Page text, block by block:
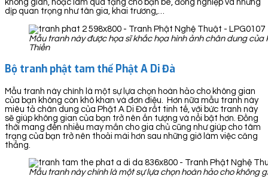
không gian, hoặc làm quà tặng cho bạn bè, đồng nghiệp và những
dịp quan trọng như tân gia, khai trương,…
Mẫu tranh này được họa sĩ khắc họa hình ảnh chân dung của
Thiền
Bộ tranh phật tam thế Phật A Di Đà
Mẫu tranh này chính là một sự lựa chọn hoàn hảo cho không gian
của bạn không còn khô khan và đơn điệu. Hơn nữa mẫu tranh này
miêu tả chân dung của Phật A Di Đà rất tinh tế, với bức tranh này
sẽ giúp không gian của bạn trở nên ấn tượng và nổi bật hơn. Đồng
thời mang đến nhiều may mắn cho gia chủ cũng như giúp cho tâm
trạng của bạn trở nên thoải mái hơn sau những giờ làm việc căng
thẳng.
Mẫu tranh này chính là một sự lựa chọn hoàn hảo cho không